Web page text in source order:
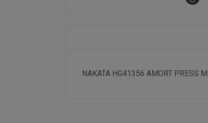
NAKATA HG41356 AMORT PRESS